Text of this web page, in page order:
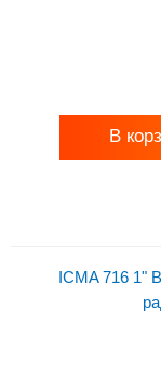
В
ICMA 716 1"